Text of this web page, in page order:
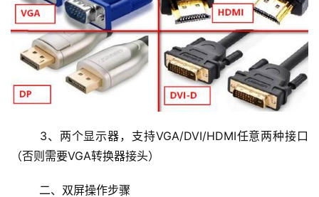
（否则需要VGA转换器接头）
	二、双屏操作步骤